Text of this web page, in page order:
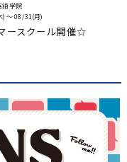
語学院
) 〜 08/31(月)
ースクール開催☆